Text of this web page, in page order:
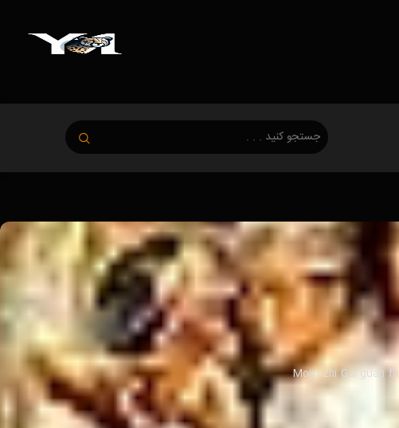
گائو جی لی cứng می‌باشد. او به خاطر ایفای نقش در فیلم‌های Xi you: Xiang mo pian (2013)، She zhi nu (2021) و Mojin zhi Gui guan fu